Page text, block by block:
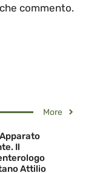
commento.
More
Il
Attilio